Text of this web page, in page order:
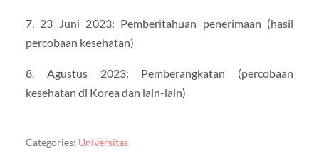
7. 23 Juni 2023: Pemberitahuan penerimaan (hasil
percobaan kesehatan)
8. Agustus 2023: Pemberangkatan (percobaan
kesehatan di Korea dan lain-lain)
Categories: Universitas